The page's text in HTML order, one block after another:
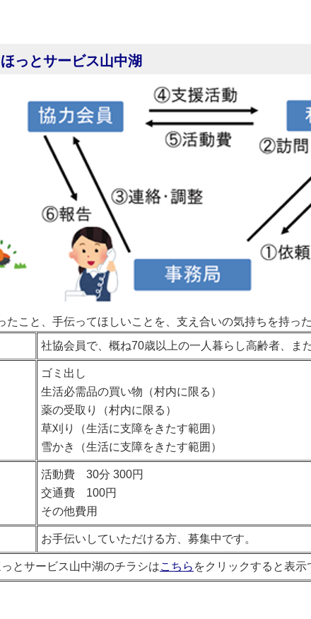
っとサービス山中湖
たこと、手伝ってほしいことを、支え合いの気持ちを持っ
社協会員で、概ね70歳以上の一人暮らし高齢者、ま
ゴミ出し
生活必需品の買い物（村内に限る）
薬の受取り（村内に限る）
草刈り（生活に支障をきたす範囲）
雪かき（生活に支障をきたす範囲）
活動費 30分 300円
交通費 100円
その他費用
お手伝いしていただける方、募集中です。
とサービス山中湖のチラシはこちら をクリックすると表示